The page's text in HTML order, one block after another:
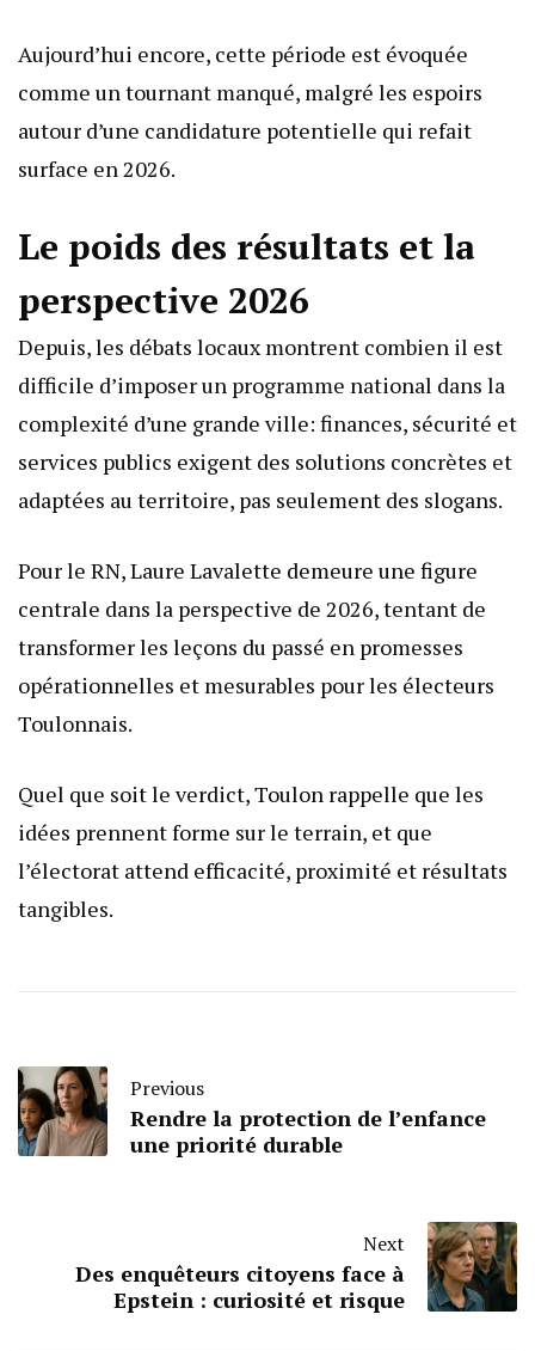
Aujourd’hui encore, cette période est évoquée
comme un tournant manqué, malgré les espoirs
autour d’une candidature potentielle qui refait
surface en 2026.
Le poids des résultats et la
perspective 2026
Depuis, les débats locaux montrent combien il est
difficile d’imposer un programme national dans la
complexité d’une grande ville: finances, sécurité et
services publics exigent des solutions concrètes et
adaptées au territoire, pas seulement des slogans.
Pour le RN, Laure Lavalette demeure une figure
centrale dans la perspective de 2026, tentant de
transformer les leçons du passé en promesses
opérationnelles et mesurables pour les électeurs
Toulonnais.
Quel que soit le verdict, Toulon rappelle que les
idées prennent forme sur le terrain, et que
l’électorat attend efficacité, proximité et résultats
tangibles.
Previous
Rendre la protection de l’enfance
une priorité durable
Next
Des enquêteurs citoyens face à
Epstein : curiosité et risque